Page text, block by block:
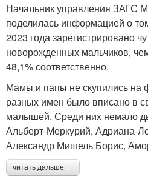
Начальник управления ЗАГС
поделилась информацией о
2023 года зарегистрировано
новорожденных мальчиков,
48,1% соответственно.
Мамы и папы не скупились на
разных имен было вписано в
малышей. Среди них немало
Альберт-Меркурий, Адриана-
Александр Мишель Борис,
читать дальше →